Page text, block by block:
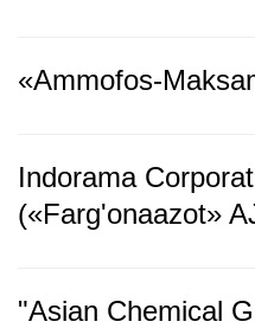
«Ammofos-
Indorama
(«Farg'onaazot»
"Asian Chemical